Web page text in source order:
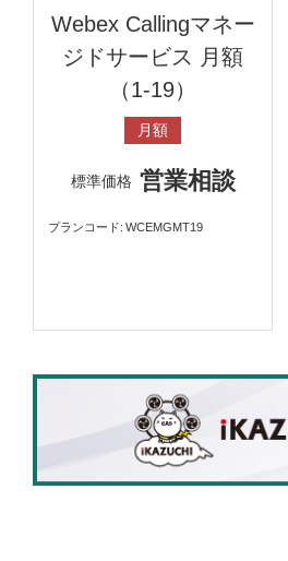
Webex Callingマネー
ジドサービス 月額
（1-19）
月額
標準価格 営業相談
プランコード WCEMGMT19